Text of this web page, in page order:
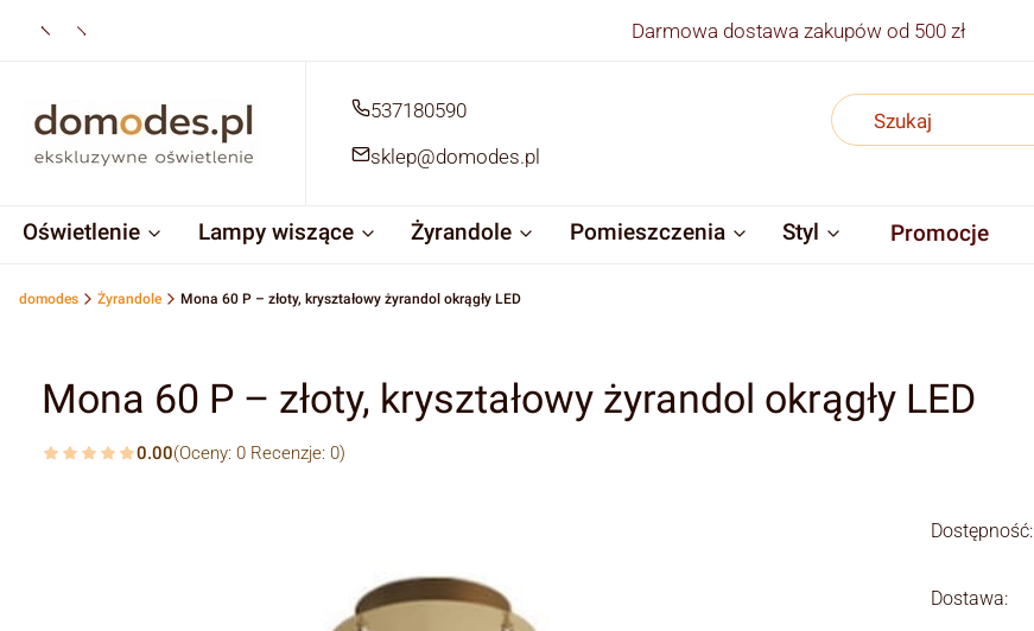
Darmowa dostawa zakupów od 500 zł
537180590
sklep@domodes.pl
Oświetlenie Lampy wiszące Żyrandole Pomieszczenia Styl Promocje
domodes Żyrandole Mona 60 P – złoty, kryształowy żyrandol okrągły LED
Mona 60 P – złoty, kryształowy żyrandol okrągły LED
0.00(Oceny: 0 Recenzje: 0)
Dostępność:
Dostawa: